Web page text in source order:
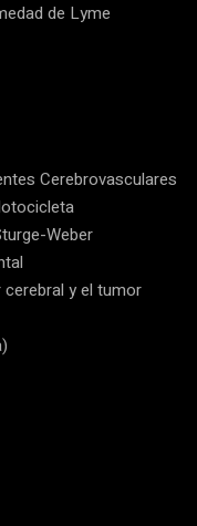
de Lyme
Cerebrovasculares
Weber
y el tumor